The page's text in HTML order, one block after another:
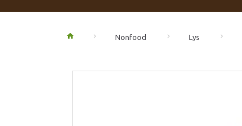
Nonfood Lys